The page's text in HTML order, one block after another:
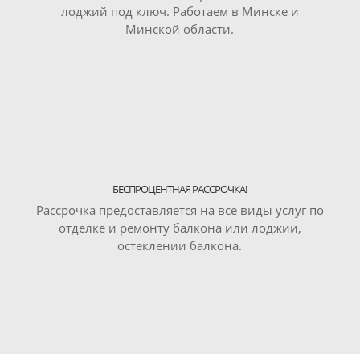
лоджий под ключ. Работаем в Минске и
Минской области.
БЕСПРОЦЕНТНАЯ РАССРОЧКА!
Рассрочка предоставляется на все виды услуг по
отделке и ремонту балкона или лоджии,
остеклении балкона.